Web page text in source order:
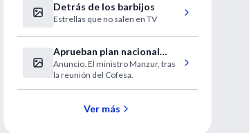
Detrás de los barbijos
Estrellas que no salen en TV
Aprueban plan nacional
contra el dengue y la fiebre
amarilla
Anuncio. El ministro Manzur, tras
la reunión del Cofesa.
Ver más